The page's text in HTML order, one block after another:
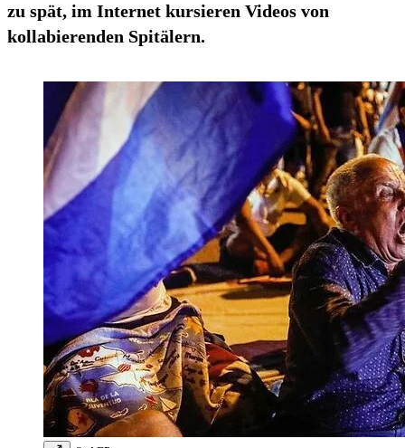
zu spät, im Internet kursieren Videos von
kollabierenden Spitälern.